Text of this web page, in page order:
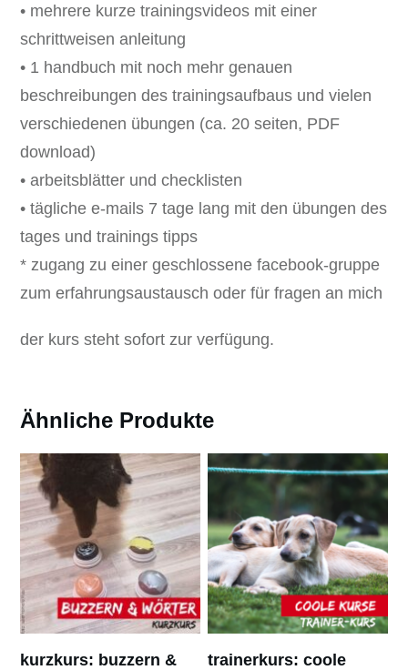
• mehrere kurze trainingsvideos mit einer
schrittweisen anleitung
• 1 handbuch mit noch mehr genauen
beschreibungen des trainingsaufbaus und vielen
verschiedenen übungen (ca. 20 seiten, PDF
download)
• arbeitsblätter und checklisten
• tägliche e-mails 7 tage lang mit den übungen des
tages und trainings tipps
* zugang zu einer geschlossene facebook-gruppe
zum erfahrungsaustausch oder für fragen an mich
der kurs steht sofort zur verfügung.
Ähnliche Produkte
kurzkurs: buzzern &
trainerkurs: coole